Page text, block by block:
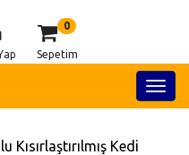
0
Sepetim
Kedi